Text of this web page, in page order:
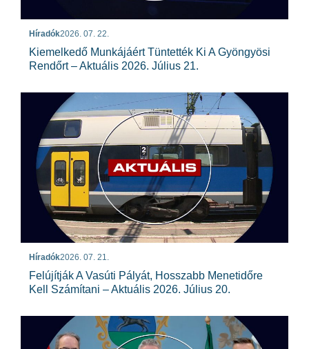
Híradók2026. 07. 22.
Kiemelkedő Munkájáért Tüntették Ki A Gyöngyösi
Rendőrt – Aktuális 2026. Július 21.
Híradók2026. 07. 21.
Felújítják A Vasúti Pályát, Hosszabb Menetidőre
Kell Számítani – Aktuális 2026. Július 20.